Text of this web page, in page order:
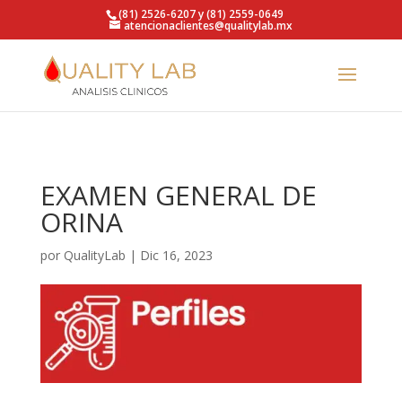
https://qualitylab.mx/(81) 2526-6207 y (81) 2559-0649
atencionaclientes@qualitylab.mx
EXAMEN GENERAL DE
ORINA
por QualityLab | Dic 16, 2023